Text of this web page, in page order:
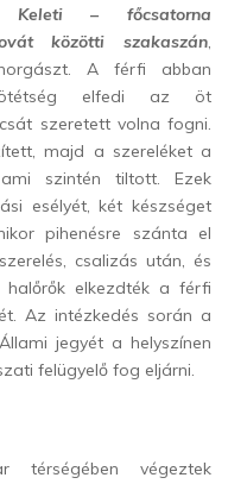
Keleti – főcsatorna
közötti szakaszán,
A férfi abban
elfedi az öt
szeretett volna fogni.
majd a szereléket a
szintén tiltott. Ezek
esélyét, két készséget
pihenésre szánta el
csalizás után, és
halőrők elkezdték a férfi
Az intézkedés során a
jegyét a helyszínen
felügyelő fog eljárni.
térségében végeztek